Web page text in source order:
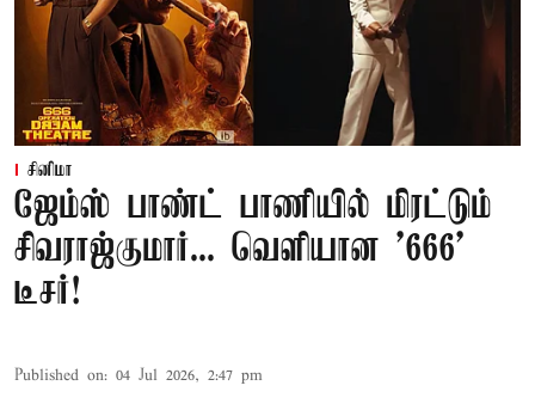
சினிமா
ஜேம்ஸ் பாண்ட் பாணியில் மிரட்டும்
சிவராஜ்குமார்... வெளியான '666'
டீசர்!
Published on: 04 Jul 2026, 2:47 pm